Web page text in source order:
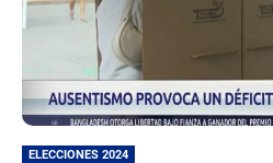
ELECCIONES 2024